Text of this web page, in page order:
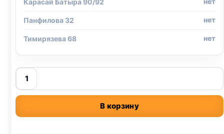
Панфилова 32 нет
Тимирязева 68 нет
Количество
товара
Леденец
кошек
В корзину